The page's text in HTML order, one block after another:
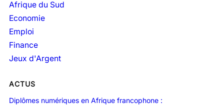
Afrique du Sud
Economie
Emploi
Finance
Jeux d'Argent
ACTUS
Diplômes numériques en Afrique francophone :